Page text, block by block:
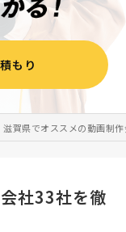
もり
滋賀県でオススメの動画制
社33社を徹